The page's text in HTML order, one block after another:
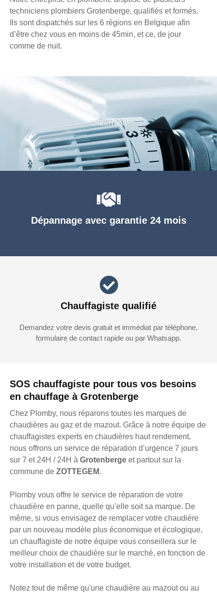
techniciens plombiers Grotenberge, qualifiés et formés.
Ils sont dispatchés sur les 6 régions en Belgique afin
d’être chez vous en moins de 45min, et ce, de jour
comme de nuit.
SOS chauffagiste pour tous vos besoins
en chauffage à Grotenberge
Chez Plomby, nous réparons toutes les marques de
chaudières au gaz et de mazout. Grâce à notre équipe de
chauffagistes experts en chaudières haut rendement,
nous offrons un service de réparation d’urgence 7 jours
sur 7 et 24H / 24H à Grotenberge et partout sur la
commune de ZOTTEGEM.
Plomby vous offre le service de réparation de votre
chaudière en panne, quelle qu’elle soit sa marque. De
même, si vous envisagez de remplacer votre chaudière
par un nouveau modèle plus économique et écologique,
un chauffagiste de notre équipe vous conseillera sur le
meilleur choix de chaudière sur le marché, en fonction de
votre installation et de votre budget.
Notez tout de même qu'une chaudière au mazout ou au
Dépannage avec garantie 24 mois
Chauffagiste qualifié
Demandez votre devis gratuit et immédiat par téléphone,
formulaire de contact rapide ou par Whatsapp.
Chauffage